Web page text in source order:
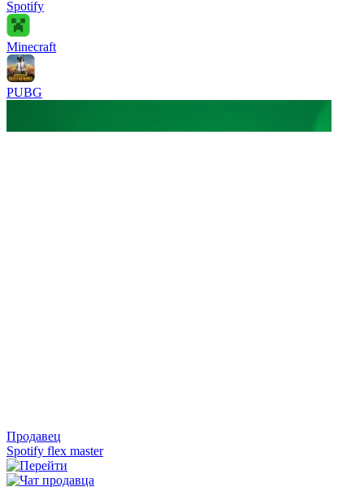
Spotify
Minecraft
PUBG
Продавец
Spotify flex master